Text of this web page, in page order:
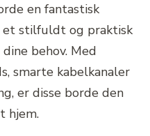
en fantastisk
et stilfuldt og praktisk
behov. Med
smarte kabelkanaler
er disse borde den
hjem.